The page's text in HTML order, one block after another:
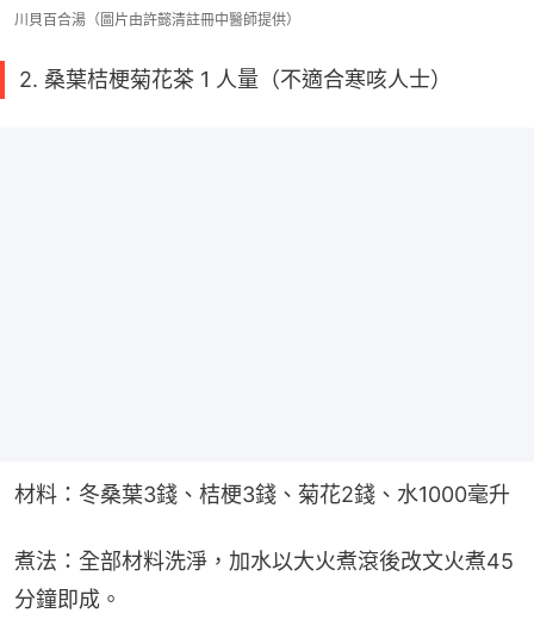
川貝百合湯（圖片由許懿清註冊中醫師提供）
2. 桑葉桔梗菊花茶 1 人量（不適合寒咳人士）
材料：冬桑葉3錢、桔梗3錢、菊花2錢、水1000毫升
煮法：全部材料洗淨，加水以大火煮滾後改文火煮45
分鐘即成。